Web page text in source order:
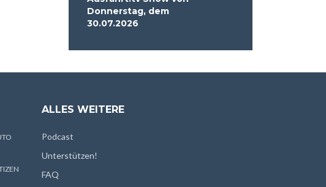
Donnerstag, dem
30.07.2026
ALLES WEITERE
Podcast
Unterstützen!
FAQ